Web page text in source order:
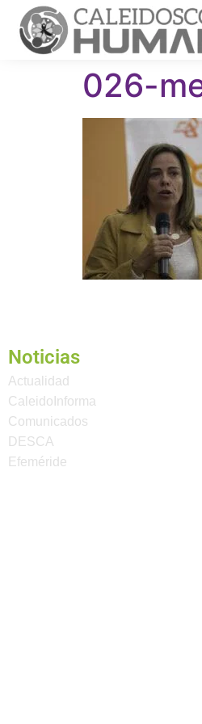
026-
Noticias
Actualidad
CaleidoInforma
Comunicados
DESCA
Efeméride